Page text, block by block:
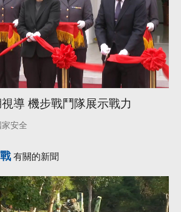
導 機步戰鬥隊展示戰力
家安全
有關的新聞